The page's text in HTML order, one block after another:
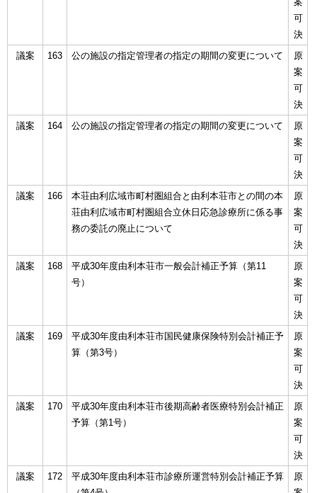
可
決
議案
163 公の施設の指定管理者の指定の期間の変更について
原
案
可
決
議案
164 公の施設の指定管理者の指定の期間の変更について
原
案
可
決
議案
166
本荘由利広域市町村圏組合と由利本荘市との間の本
荘由利広域市町村圏組合立休日応急診療所に係る事
務の委託の廃止について
原
案
可
決
議案
168
平成30年度由利本荘市一般会計補正予算（第11
号）
原
案
可
決
議案
169
平成30年度由利本荘市国民健康保険特別会計補正予
算（第3号）
原
案
可
決
議案
170
平成30年度由利本荘市後期高齢者医療特別会計補正
予算（第1号）
原
案
可
決
議案
172
平成30年度由利本荘市診療所運営特別会計補正予算
原